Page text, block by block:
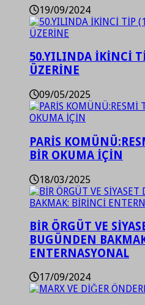
19/09/2024
50.YILINDA İKİNCİ
ÜZERİNE
09/05/2025
PARİS
BİR OKUMA İÇİN
18/03/2025
BİR ÖRGÜT VE
BUGÜNDEN
ENTERNASYONAL
17/09/2024